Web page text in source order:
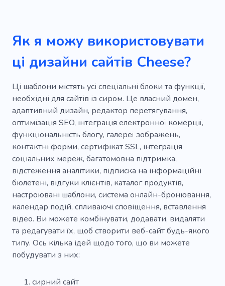
Запах
Хліб
Вуглеводів
Морозиво
Смузі
Приготування чаю
Чаювання
Вегетаріанське меню
Смак
Жовтий
Романтика
Алкогольні напої
Пиво
Капучіно
Дегустація матчу
Громадське харчування
Культура чаювання
Чаювання
Винний бар
Виробництво
Інгредієнти
День народження
Чізкейк
Вечірка
Як я можу використовувати
ці дизайни сайтів Cheese?
Ці шаблони містять усі спеціальні блоки та функції,
необхідні для сайтів із сиром. Це власний домен,
адаптивний дизайн, редактор перетягування,
оптимізація SEO, інтеграція електронної комерції,
функціональність блогу, галереї зображень,
контактні форми, сертифікат SSL, інтеграція
соціальних мереж, багатомовна підтримка,
відстеження аналітики, підписка на інформаційні
бюлетені, відгуки клієнтів, каталог продуктів,
настроювані шаблони, система онлайн-бронювання,
календар подій, спливаючі сповіщення, вставлення
відео. Ви можете комбінувати, додавати, видаляти
та редагувати їх, щоб створити веб-сайт будь-якого
типу. Ось кілька ідей щодо того, що ви можете
побудувати з них:
сирний сайт